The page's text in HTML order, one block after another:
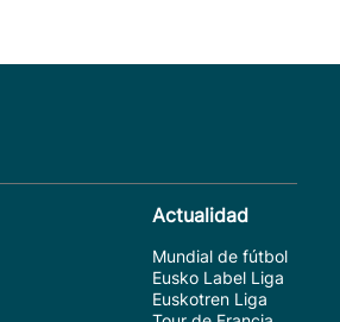
Actualidad
Mundial de fútbol
Eusko Label Liga
Euskotren Liga